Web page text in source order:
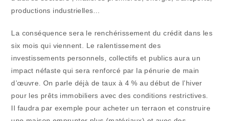
productions industrielles…
La conséquence sera le renchérissement du crédit dans les
six mois qui viennent. Le ralentissement des
investissements personnels, collectifs et publics aura un
impact néfaste qui sera renforcé par la pénurie de main
d’œuvre. On parle déjà de taux à 4 % au début de l’hiver
pour les prêts immobiliers avec des conditions restrictives.
Il faudra par exemple pour acheter un terraon et construire